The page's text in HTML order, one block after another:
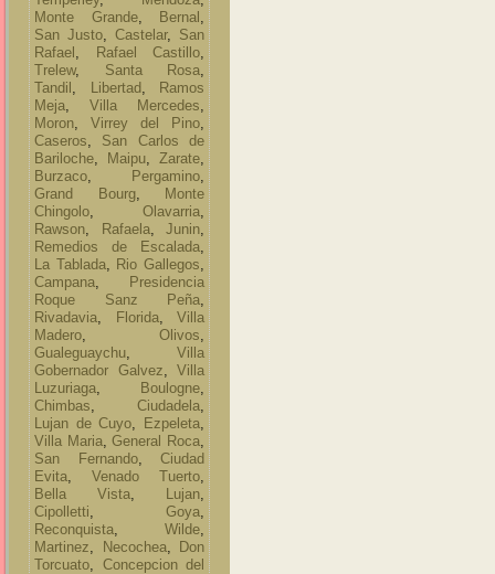
Monte Grande, Bernal ,
San Justo, Castelar, San
Rafael , Rafael Castillo,
Trelew, Santa Rosa,
Tandil , Libertad ,
Ramos
Meja, Villa Mercedes,
Moron, Virrey del Pino,
Caseros, San Carlos de
Bariloche, Maipu, Zarate,
Burzaco, Pergamino,
Grand Bourg,
Monte
Chingolo, Olavarria,
Rawson, Rafaela, Junin,
Remedios de Escalada,
La Tablada, Rio Gallegos,
Campana,
Presidencia
Roque Sanz Peña,
Rivadavia, Florida, Villa
Madero, Olivos,
Gualeguaychu, Villa
Gobernador Galvez, Villa
Luzuriaga, Boulogne,
Chimbas, Ciudadela,
Lujan de Cuyo, Ezpeleta,
Villa Maria,General Roca,
San Fernando, Ciudad
Evita, Venado Tuerto,
Bella Vista, Lujan,
Cipolletti, Goya,
Reconquista, Wilde,
Martinez, Necochea,
Don
Torcuato, Concepcion del